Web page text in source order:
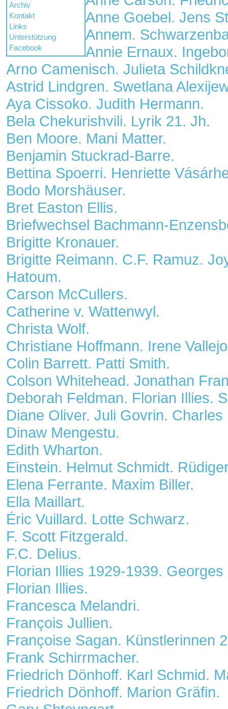
Archiv
Kontakt
Links
Unterstützung
Facebook
Anne Goebel. Jens
Annem.
Annie Ernaux.
Arno Camenisch. Julieta
Astrid Lindgren. Swetlana
Aya Cissoko. Judith Hermann.
Bela Chekurishvili. Lyrik 21. Jh.
Ben Moore. Mani Matter.
Benjamin Stuckrad-Barre.
Bettina Spoerri. Henriette
Bodo Morshäuser.
Bret Easton Ellis.
Briefwechsel Bachmann-
Brigitte Kronauer.
Brigitte Reimann. C.F. Ramuz.
Hatoum.
Carson McCullers.
Catherine v. Wattenwyl.
Christa Wolf.
Christiane Hoffmann. Irene
Colin Barrett. Patti Smith.
Colson Whitehead. Jonathan
Deborah Feldman. Florian Illies.
Diane Oliver. Juli Govrin.
Dinaw Mengestu.
Edith Wharton.
Einstein. Helmut Schmidt.
Elena Ferrante. Maxim Biller.
Ella Maillart.
Éric Vuillard. Lotte Schwarz.
F. Scott Fitzgerald.
F.C. Delius.
Florian Illies 1929-1939. Georges
Florian Illies.
Francesca Melandri.
François Jullien.
Françoise Sagan. Künstlerinnen
Frank Schirrmacher.
Friedrich Dönhoff. Karl Schmid.
Friedrich Dönhoff. Marion Gräfin.